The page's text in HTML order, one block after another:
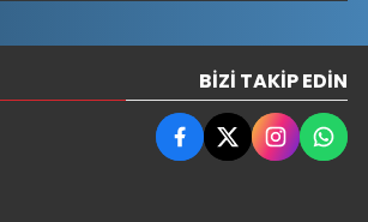
BIZI TAKIP EDIN